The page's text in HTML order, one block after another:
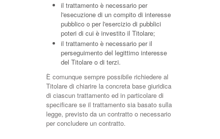
il trattamento è necessario per
l'esecuzione di un compito di interesse
pubblico o per l'esercizio di pubblici
poteri di cui è investito il Titolare;
il trattamento è necessario per il
perseguimento del legittimo interesse
del Titolare o di terzi.
È comunque sempre possibile richiedere al
Titolare di chiarire la concreta base giuridica
di ciascun trattamento ed in particolare di
specificare se il trattamento sia basato sulla
legge, previsto da un contratto o necessario
per concludere un contratto.